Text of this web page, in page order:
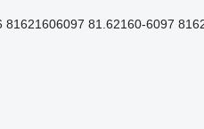
81.62160-6097